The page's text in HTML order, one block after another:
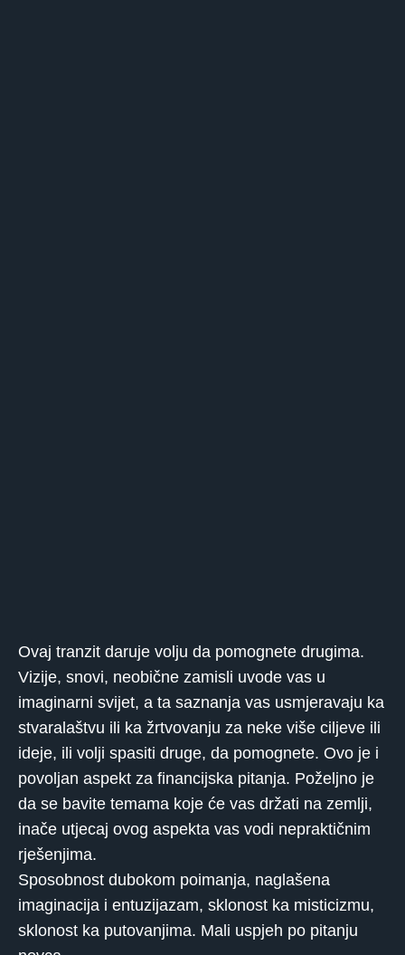
Ovaj tranzit daruje volju da pomognete drugima.
Vizije, snovi, neobične zamisli uvode vas u
imaginarni svijet, a ta saznanja vas usmjeravaju ka
stvaralaštvu ili ka žrtvovanju za neke više ciljeve ili
ideje, ili volji spasiti druge, da pomognete. Ovo je i
povoljan aspekt za financijska pitanja. Poželjno je
da se bavite temama koje će vas držati na zemlji,
inače utjecaj ovog aspekta vas vodi nepraktičnim
rješenjima.
Sposobnost dubokom poimanja, naglašena
imaginacija i entuzijazam, sklonost ka misticizmu,
sklonost ka putovanjima. Mali uspjeh po pitanju